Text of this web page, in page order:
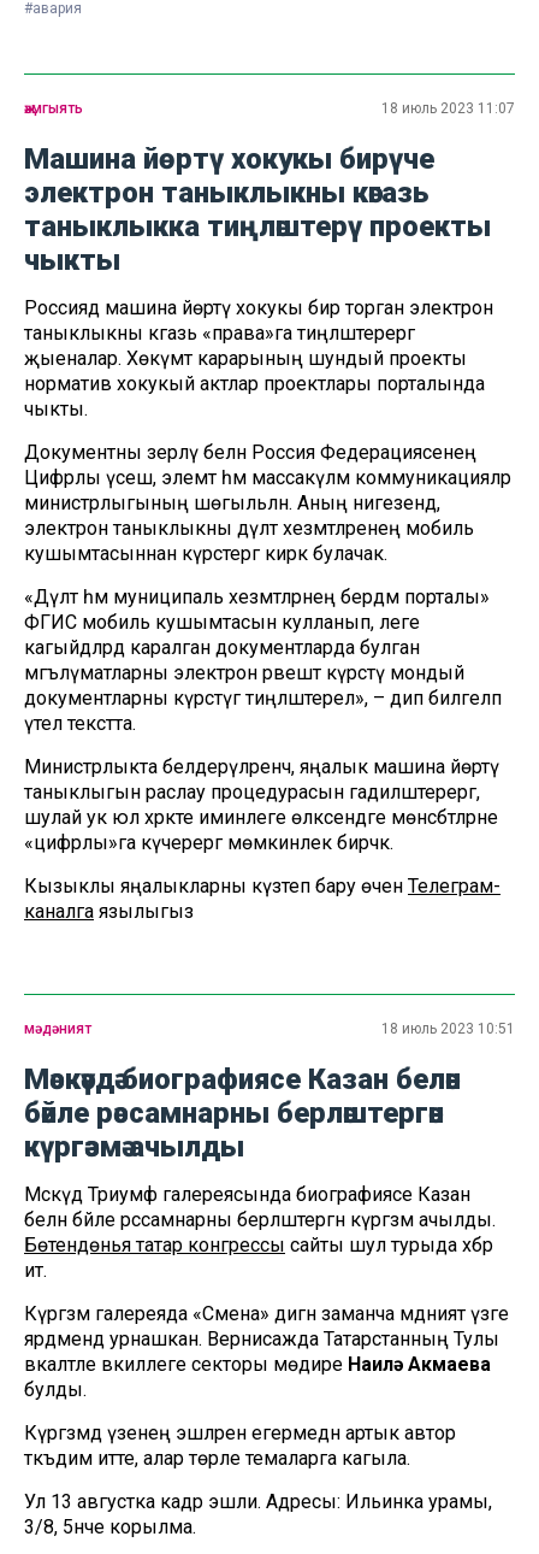
#авария
җәмгыять 18 июль 2023 11:07
Машина йөртү хокукы бирүче
электрон таныклыкны кәгазь
таныклыкка тиңләштерү проекты
чыкты
Россиядә машина йөртү хокукы бирә торган электрон
таныклыкны кәгазь «права»га тиңләштерергә
җыеналар. Хөкүмәт карарының шундый проекты
норматив хокукый актлар проектлары порталында
чыкты.
Документны әзерләү белән Россия Федерациясенең
Цифрлы үсеш, элемтә һәм массакүләм коммуникацияләр
министрлыгының шөгыльләнә. Аның нигезендә,
электрон таныклыкны дәүләт хезмәтләренең мобиль
кушымтасыннан күрсәтергә кирәк булачак.
«Дәүләт һәм муниципаль хезмәтләрнең бердәм порталы»
ФГИС мобиль кушымтасын кулланып, әлеге
кагыйдәләрдә каралган документларда булган
мәгълүматларны электрон рәвештә күрсәтү мондый
документларны күрсәтүгә тиңләштерелә», – дип билгеләп
үтелә текстта.
Министрлыкта белдерүләренчә, яңалык машина йөртү
таныклыгын раслау процедурасын гадиләштерергә,
шулай ук юл хәрәкәте иминлеге өлкәсендәге мөнәсәбәтләрне
«цифрлы»га күчерергә мөмкинлек бирәчәк.
Кызыклы яңалыкларны күзәтеп бару өчен Телеграм-
каналга язылыгыз
мәдәният 18 июль 2023 10:51
Мәскәүдә биографиясе Казан белән
бәйле рәссамнарны берләштергән
күргәзмә ачылды
Мәскәүдә Триумф галереясында биографиясе Казан
белән бәйле рәссамнарны берләштергән күргәзмә ачылды.
Бөтендөнья татар конгрессы сайты шул турыда хәбәр
итә.
Күргәзмә галереяда «Смена» дигән заманча мәдәният үзәге
ярдәмендә урнашкан. Вернисажда Татарстанның Тулы
вәкаләтле вәкиллеге секторы мөдире Наилә Акмаева
булды.
Күргәзмәдә үзенең эшләрен егермедән артык автор
тәкъдим итте, алар төрле темаларга кагыла.
Ул 13 августка кадәр эшли. Адресы: Ильинка урамы,
3/8, 5нче корылма.